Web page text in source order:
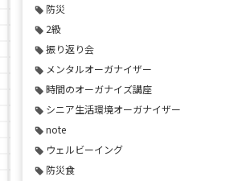
防災
2級
振り返り会
メンタルオーガナイザー
時間のオーガナイズ講座
シニア生活環境オーガナイザー
note
ウェルビーイング
防災食